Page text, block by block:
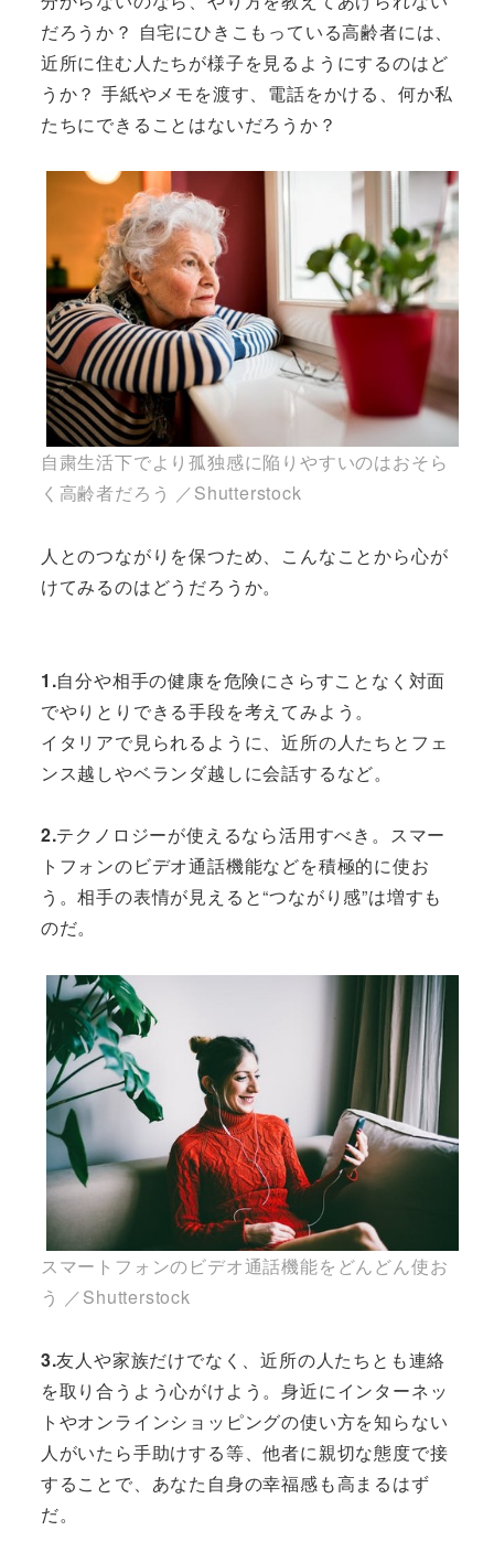
だろうか？ 自宅にひきこもっている高齢者には、
近所に住む人たちが様子を見るようにするのはど
うか？ 手紙やメモを渡す、電話をかける、何か私
たちにできることはないだろうか？
自粛生活下でより孤独感に陥りやすいのはおそら
く高齢者だろう ／Shutterstock
人とのつながりを保つため、こんなことから心が
けてみるのはどうだろうか。
1.自分や相手の健康を危険にさらすことなく対面
でやりとりできる手段を考えてみよう。
イタリアで見られるように、近所の人たちとフェ
ンス越しやベランダ越しに会話するなど。
2.テクノロジーが使えるなら活用すべき。スマー
トフォンのビデオ通話機能などを積極的に使お
う。相手の表情が見えると“つながり感”は増すも
のだ。
スマートフォンのビデオ通話機能をどんどん使お
う ／Shutterstock
3.友人や家族だけでなく、近所の人たちとも連絡
を取り合うよう心がけよう。身近にインターネッ
トやオンラインショッピングの使い方を知らない
人がいたら手助けする等、他者に親切な態度で接
することで、あなた自身の幸福感も高まるはず
だ。